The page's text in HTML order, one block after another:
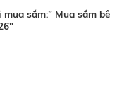
sắm:” Mua sắm bê